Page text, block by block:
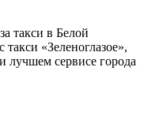
такси в Белой
такси «Зеленоглазое»,
лучшем сервисе города